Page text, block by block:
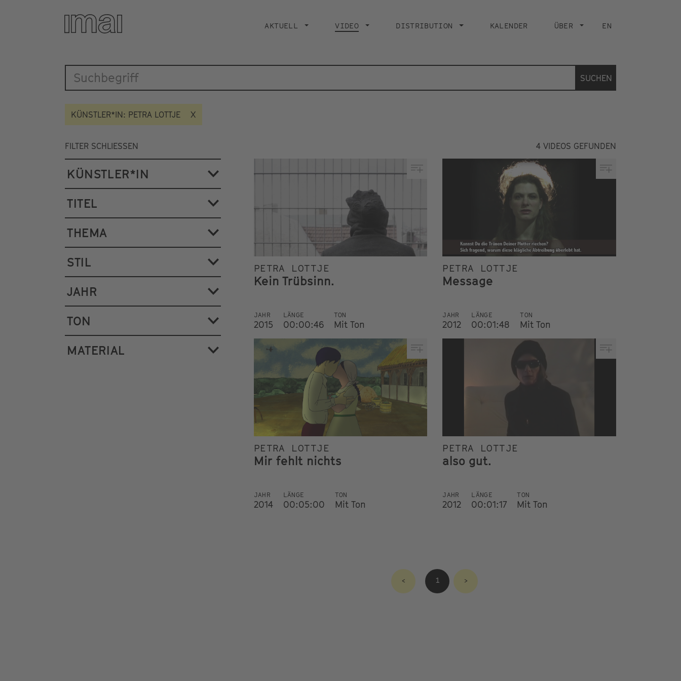
navigation
AKTUELL VIDEO CURRENT PAGEDISTRIBUTION KALENDER ÜBER EN
SUCHEN
KÜNSTLER*IN: PETRA LOTTJE
FILTER SCHLIESSEN 4 VIDEOS GEFUNDEN
KÜNSTLER*IN
TITEL
THEMA
STIL
JAHR
TON
MATERIAL
PETRA LOTTJE
Kein Trübsinn.
JAHR
2015
LÄNGE
00:00:46
TON
Mit Ton
PETRA LOTTJE
Message
JAHR
2012
LÄNGE
00:01:48
TON
Mit Ton
PETRA LOTTJE
Mir fehlt nichts
JAHR
2014
LÄNGE
00:05:00
TON
Mit Ton
PETRA LOTTJE
also gut.
JAHR
2012
LÄNGE
00:01:17
TON
Mit Ton
< 1 >